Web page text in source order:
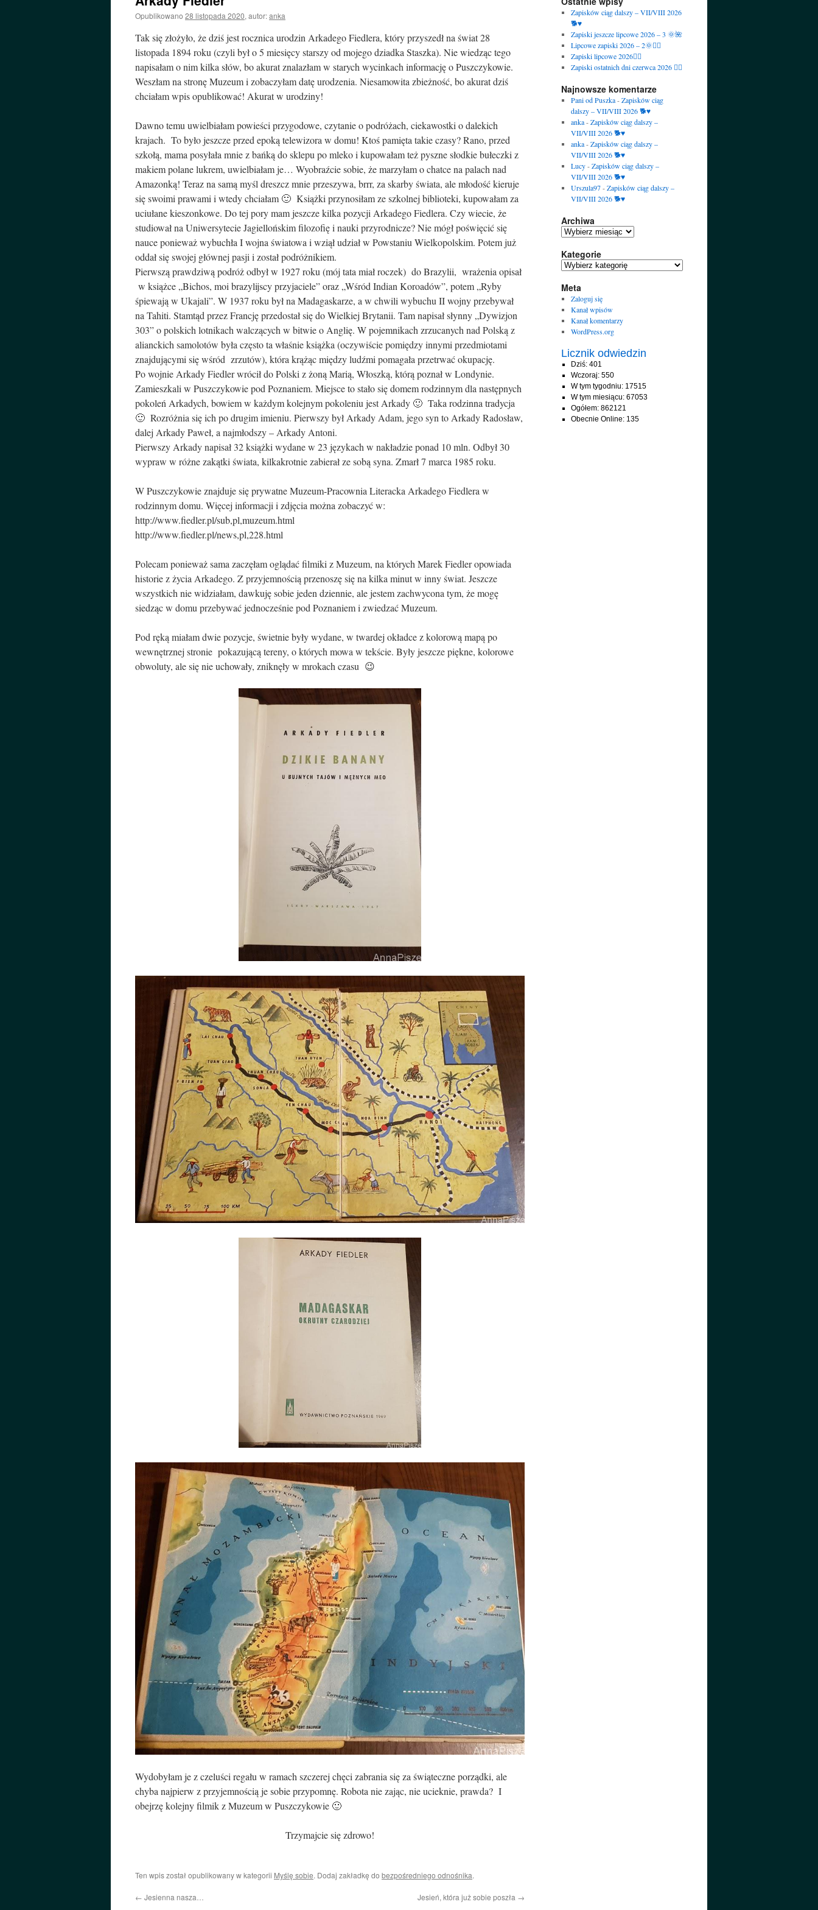
Opublikowano 28 listopada 2020, autor:anka
Tak się złożyło, że dziś jest rocznica urodzin Arkadego Fiedlera, który przyszedł na świat 28
listopada 1894 roku (czyli był o 5 miesięcy starszy od mojego dziadka Staszka). Nie wiedząc tego
napisałam o nim kilka słów, bo akurat znalazłam w starych wycinkach informację o Puszczykowie.
Weszłam na stronę Muzeum i zobaczyłam datę urodzenia. Niesamowita zbieżność, bo akurat dziś
chciałam wpis opublikować! Akurat w urodziny!
Dawno temu uwielbiałam powieści przygodowe, czytanie o podróżach, ciekawostki o dalekich
krajach. To było jeszcze przed epoką telewizora w domu! Ktoś pamięta takie czasy? Rano, przed
szkołą, mama posyłała mnie z bańką do sklepu po mleko i kupowałam też pyszne słodkie bułeczki z
makiem polane lukrem, uwielbiałam je… Wyobraźcie sobie, że marzyłam o chatce na palach nad
Amazonką! Teraz na samą myśl dreszcz mnie przeszywa, brrr, za skarby świata, ale młodość kieruje
się swoimi prawami i wtedy chciałam 🙂 Książki przynosiłam ze szkolnej biblioteki, kupowałam za
uciułane kieszonkowe. Do tej pory mam jeszcze kilka pozycji Arkadego Fiedlera. Czy wiecie, że
studiował na Uniwersytecie Jagiellońskim filozofię i nauki przyrodnicze? Nie mógł poświęcić się
nauce ponieważ wybuchła I wojna światowa i wziął udział w Powstaniu Wielkopolskim. Potem już
oddał się swojej głównej pasji i został podróżnikiem.
Pierwszą prawdziwą podróż odbył w 1927 roku (mój tata miał roczek) do Brazylii, wrażenia opisał
w książce „Bichos, moi brazylijscy przyjaciele” oraz „Wśród Indian Koroadów”, potem „Ryby
śpiewają w Ukajali”. W 1937 roku był na Madagaskarze, a w chwili wybuchu II wojny przebywał
na Tahiti. Stamtąd przez Francję przedostał się do Wielkiej Brytanii. Tam napisał słynny „Dywizjon
303” o polskich lotnikach walczących w bitwie o Anglię. W pojemnikach zrzucanych nad Polską z
alianckich samolotów była często ta właśnie książka (oczywiście pomiędzy innymi przedmiotami
znajdującymi się wśród zrzutów), która krążąc między ludźmi pomagała przetrwać okupację.
Po wojnie Arkady Fiedler wrócił do Polski z żoną Marią, Włoszką, którą poznał w Londynie.
Zamieszkali w Puszczykowie pod Poznaniem. Miejsce to stało się domem rodzinnym dla następnych
pokoleń Arkadych, bowiem w każdym kolejnym pokoleniu jest Arkady 🙂 Taka rodzinna tradycja
🙂 Rozróżnia się ich po drugim imieniu. Pierwszy był Arkady Adam, jego syn to Arkady Radosław,
dalej Arkady Paweł, a najmłodszy – Arkady Antoni.
Pierwszy Arkady napisał 32 książki wydane w 23 językach w nakładzie ponad 10 mln. Odbył 30
wypraw w różne zakątki świata, kilkakrotnie zabierał ze sobą syna. Zmarł 7 marca 1985 roku.
W Puszczykowie znajduje się prywatne Muzeum-Pracownia Literacka Arkadego Fiedlera w
rodzinnym domu. Więcej informacji i zdjęcia można zobaczyć w:
http://www.fiedler.pl/sub,pl,muzeum.html
http://www.fiedler.pl/news,pl,228.html
Polecam ponieważ sama zaczęłam oglądać filmiki z Muzeum, na których Marek Fiedler opowiada
historie z życia Arkadego. Z przyjemnością przenoszę się na kilka minut w inny świat. Jeszcze
wszystkich nie widziałam, dawkuję sobie jeden dziennie, ale jestem zachwycona tym, że mogę
siedząc w domu przebywać jednocześnie pod Poznaniem i zwiedzać Muzeum.
Pod ręką miałam dwie pozycje, świetnie były wydane, w twardej okładce z kolorową mapą po
wewnętrznej stronie pokazującą tereny, o których mowa w tekście. Były jeszcze piękne, kolorowe
obwoluty, ale się nie uchowały, zniknęły w mrokach czasu 😉
Wydobyłam je z czeluści regału w ramach szczerej chęci zabrania się za świąteczne porządki, ale
chyba najpierw z przyjemnością je sobie przypomnę. Robota nie zając, nie ucieknie, prawda? I
obejrzę kolejny filmik z Muzeum w Puszczykowie 🙂
Trzymajcie się zdrowo!
Ten wpis został opublikowany w kategorii Myślę sobie. Dodaj zakładkę do bezpośredniego odnośnika.
← Jesienna nasza… Jesień, która już sobie poszła →
Zapisków ciąg dalszy – VII/VIII 2026
🐕♥️
Zapiski jeszcze lipcowe 2026 – 3 🌞🌺
Lipcowe zapiski 2026 – 2🌞🙋‍♀️
Zapiski lipcowe 2026🙋‍♀️
Zapiski ostatnich dni czerwca 2026 🙋‍♀️
Najnowsze komentarze
Pani od Puszka-Zapisków ciąg
dalszy – VII/VIII 2026 🐕♥️
anka-Zapisków ciąg dalszy –
VII/VIII 2026 🐕♥️
anka-Zapisków ciąg dalszy –
VII/VIII 2026 🐕♥️
Lucy-Zapisków ciąg dalszy –
VII/VIII 2026 🐕♥️
Urszula97-Zapisków ciąg dalszy –
VII/VIII 2026 🐕♥️
Archiwa
Archiwa
Kategorie
Kategorie
Meta
Zaloguj się
Kanał wpisów
Kanał komentarzy
WordPress.org
Licznik odwiedzin
Dziś: 401
Wczoraj: 550
W tym tygodniu: 17515
W tym miesiącu: 67053
Ogółem: 862121
Obecnie Online: 135